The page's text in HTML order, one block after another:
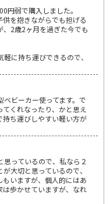
円弱で購入しました。
を抱きながらでも担げる
、2歳2ヶ月を過ぎた今でも
に持ち運びできるので、
ビーカー使ってます。で
くれなったり、かと思え
持ち運びしやすい軽い方が
っているので、私なら２
大切と思っているので、
もいますが、個人的にはあ
は歩かせていますが、なれ